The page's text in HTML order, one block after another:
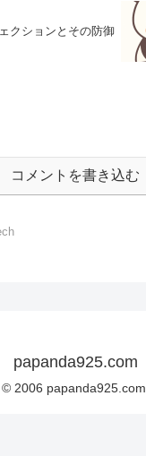
クションとその防御
コメントを書き込む
papanda925.com
© 2006 papanda925.com.